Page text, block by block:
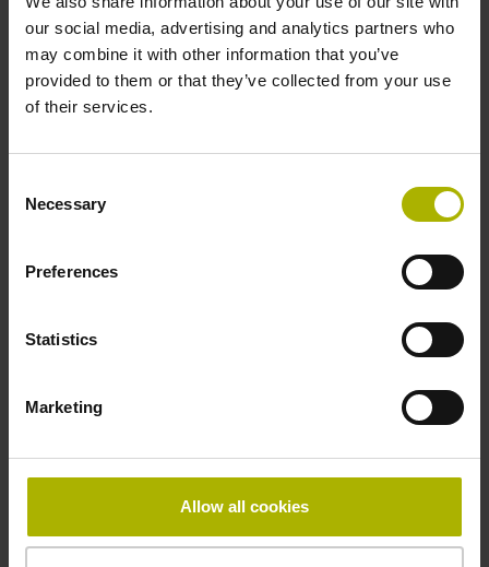
our social media, advertising and analytics partners who
may combine it with other information that you’ve
provided to them or that they’ve collected from your use
of their services.
Selection
Necessary
Preferences
Statistics
Marketing
Allow all cookies
keine
Referenzimpulsbreite
Max. Abtastfrequenz
Störungssignal
Spannungsversorgung